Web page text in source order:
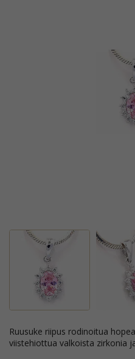
ruusuke riipus rodinoitua hopeaa kiiltävä pinta ja 12
viistehiottua valkoista zirkonia